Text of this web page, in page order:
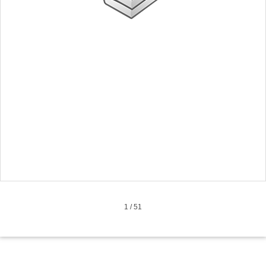
1 /51